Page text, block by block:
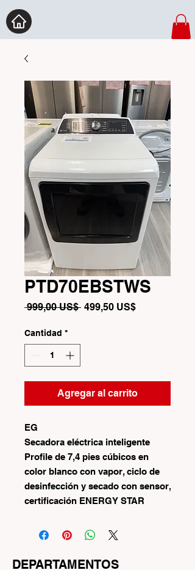
PTD70EBSTWS
999,00 US$ Precio
499,50 US$Precio
Cantidad *
Agregar al carrito
EG
Secadora eléctrica inteligente
Profile de 7,4 pies cúbicos en
color blanco con vapor, ciclo de
desinfección y secado con sensor,
certificación ENERGY STAR
DEPARTAMENTOS